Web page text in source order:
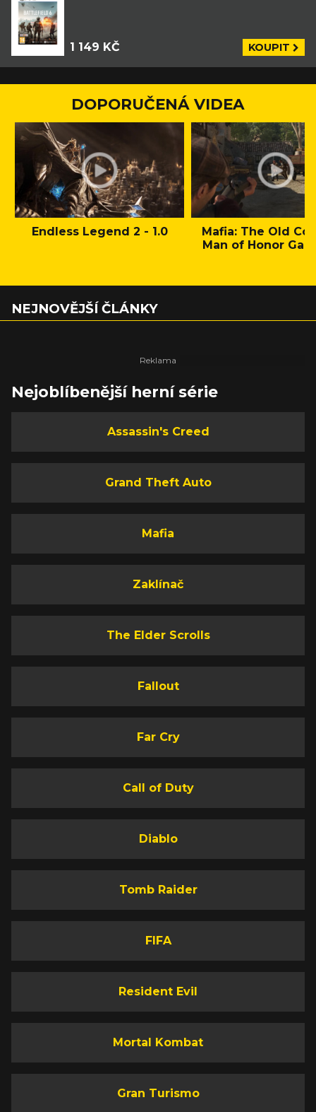
1 149 KČ KOUPIT
DOPORUČENÁ VIDEA
Endless Legend 2 - 1.0
Mafia: The Old
Man of Honor
NEJNOVĚJŠÍ ČLÁNKY
Nejoblíbenější herní série
Assassin's Creed
Grand Theft Auto
Mafia
Zaklínač
The Elder Scrolls
Fallout
Far Cry
Call of Duty
Diablo
Tomb Raider
FIFA
Resident Evil
Mortal Kombat
Gran Turismo